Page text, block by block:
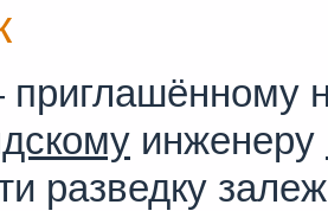
инженеру
разведку